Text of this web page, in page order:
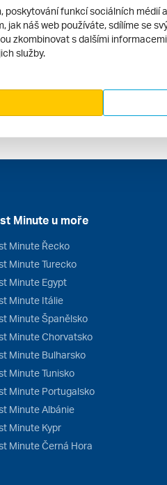
Minute u moře
Minute Řecko
Minute Turecko
Minute Egypt
Minute Itálie
Minute Španělsko
Minute Chorvatsko
Minute Bulharsko
Minute Tunisko
Minute Portugalsko
Minute Albánie
Minute Kypr
Minute Černá Hora
poskytování funkcí sociálních médií
jak náš web používáte, sdílíme se
zkombinovat s dalšími
služby.